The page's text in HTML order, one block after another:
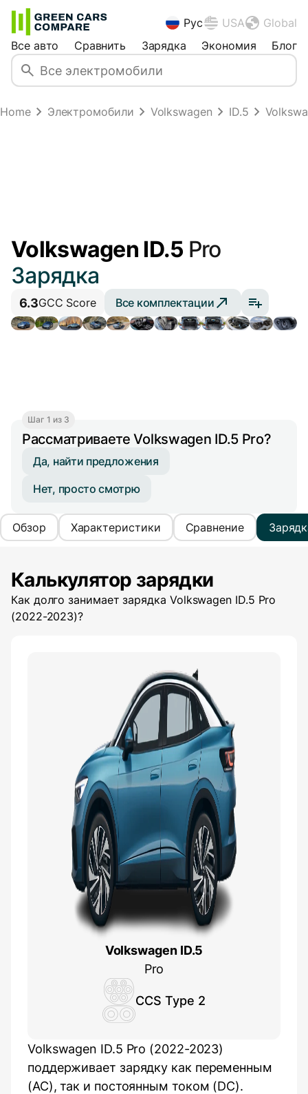
Рус USA
Global
Все авто
Сравнить Зарядка Экономия Блог
Home Электромобили Volkswagen ID.5
Volkswagen ID.5 Pro
Зарядка
6.3GCC Score Все комплектации
Шаг 1 из 3
Рассматриваете Volkswagen ID.5 Pro?
Да, найти предложения
Нет, просто смотрю
Обзор Характеристики Сравнение
Калькулятор зарядки
Как долго занимает зарядка Volkswagen ID.5 Pro
(2022-2023)?
Volkswagen ID.5
Pro
CCS Type 2
Volkswagen ID.5 Pro (2022-2023)
поддерживает зарядку как переменным
(AC), так и постоянным током (DC).